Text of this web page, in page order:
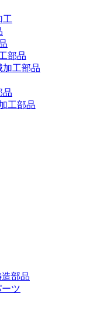
工
部品
加工部品
品
工部品
部品
ツ